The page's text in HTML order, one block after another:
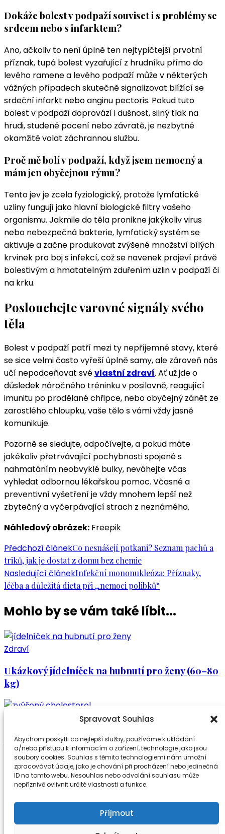
Spravovat Souhlas
Abychom poskytli co nejlepší služby, používáme k ukládání
a/nebo přístupu k informacím o zařízení, technologie jako jsou
soubory cookies. Souhlas s těmito technologiemi nám umožní
zpracovávat údaje, jako je chování při procházení nebo jedinečná
ID na tomto webu. Nesouhlas nebo odvolání souhlasu může
nepříznivě ovlivnit určité vlastnosti a funkce.
Příjmout
Dokáže bolest v podpaží souviset i s problémy se
srdcem nebo s infarktem?
Ano, ačkoliv to není úplně ten nejtypičtejší prvotní
příznak, tupá bolest vyzařující z hrudníku přímo do
levého ramene a levého podpaží může v některých
vážných případech skutečně signalizovat blížící se
srdeční infarkt nebo anginu pectoris. Pokud tuto
bolest v podpaží doprovází i dušnost, silný tlak na
hrudi, studené pocení nebo závratě, je nezbytné
okamžitě volat záchrannou službu.
Proč mě bolí v podpaží, když jsem nemocný a
mám jen obyčejnou rýmu?
Tento jev je zcela fyziologický, protože lymfatické
uzliny fungují jako hlavní biologické filtry vašeho
organismu. Jakmile do těla pronikne jakýkoliv virus
nebo nebezpečná bakterie, lymfatický systém se
aktivuje a začne produkovat zvýšené množství bílých
krvinek pro boj s infekcí, což se navenek projeví právě
bolestivým a hmatatelným zduřením uzlin v podpaží či
na krku.
Poslouchejte varovné signály svého
těla
Bolest v podpaží patří mezi ty nepříjemné stavy, které
se sice velmi často vyřeší úplně samy, ale zároveň nás
učí nepodceňovat svévlastní zdraví. Ať už jde o
důsledek náročného tréninku v posilovně, reagující
imunitu po prodělané chřipce, nebo obyčejný zánět ze
zarostlého chloupku, vaše tělo s vámi vždy jasně
komunikuje.
Pozorně se sledujte, odpočívejte, a pokud máte
jakékoliv přetrvávající pochybnosti spojené s
nahmatáním neobvyklé bulky, neváhejte včas
vyhledat odbornou lékařskou pomoc. Včasné a
preventivní vyšetření je vždy mnohem lepší než
zbytečný a vyčerpávající strach z neznámého.
Náhledový obrázek: Freepik
Navigace
příspěvku
Předchozí článekCo nesnášejí potkani? Seznam pachů a
triků, jak je dostat z domu bez chemie
Nasledující článekInfekční mononukleóza: Příznaky,
léčba a důležitá dieta při „nemoci polibků“
Mohlo by se vám také líbit...
Zdraví
Ukázkový jídelníček na hubnutí pro ženy (60–80
kg)
Jak snížit cholesterol: Ověřené rady, tipy a co
opravdu funguje
Zdraví
Tajemství modrých zón: Jak žít déle, zdravěji a
šťastněji?